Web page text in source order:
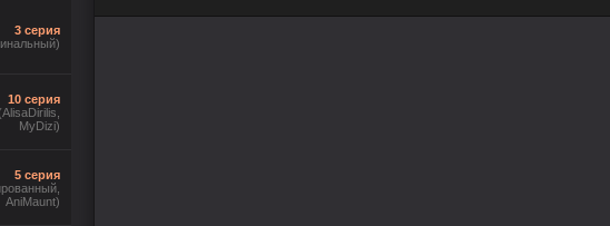
3 серия
10 серия
(AlisaDirilis,
MyDizi)
5 серия
AniMaunt)